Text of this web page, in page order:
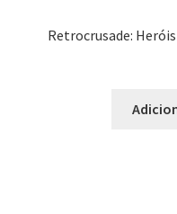
Retrocrusade: